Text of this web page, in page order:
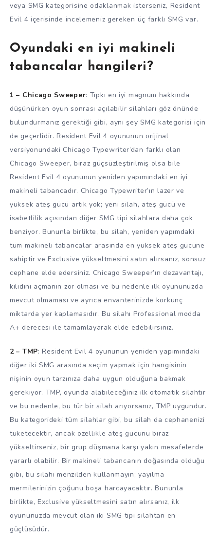
veya SMG kategorisine odaklanmak isterseniz, Resident
Evil 4 içerisinde incelemeniz gereken üç farklı SMG var.
Oyundaki en iyi makineli
tabancalar hangileri?
1 – Chicago Sweeper: Tıpkı en iyi magnum hakkında
düşünürken oyun sonrası açılabilir silahları göz önünde
bulundurmanız gerektiği gibi, aynı şey SMG kategorisi için
de geçerlidir. Resident Evil 4 oyununun orijinal
versiyonundaki Chicago Typewriter’dan farklı olan
Chicago Sweeper, biraz güçsüzleştirilmiş olsa bile
Resident Evil 4 oyununun yeniden yapımındaki en iyi
makineli tabancadır. Chicago Typewriter’ın lazer ve
yüksek ateş gücü artık yok; yeni silah, ateş gücü ve
isabetlilik açısından diğer SMG tipi silahlara daha çok
benziyor. Bununla birlikte, bu silah, yeniden yapımdaki
tüm makineli tabancalar arasında en yüksek ateş gücüne
sahiptir ve Exclusive yükseltmesini satın alırsanız, sonsuz
cephane elde edersiniz. Chicago Sweeper’ın dezavantajı,
kilidini açmanın zor olması ve bu nedenle ilk oyununuzda
mevcut olmaması ve ayrıca envanterinizde korkunç
miktarda yer kaplamasıdır. Bu silahı Professional modda
A+ derecesi ile tamamlayarak elde edebilirsiniz.
2 – TMP: Resident Evil 4 oyununun yeniden yapımındaki
diğer iki SMG arasında seçim yapmak için hangisinin
nişinin oyun tarzınıza daha uygun olduğuna bakmak
gerekiyor. TMP, oyunda alabileceğiniz ilk otomatik silahtır
ve bu nedenle, bu tür bir silah arıyorsanız, TMP uygundur.
Bu kategorideki tüm silahlar gibi, bu silah da cephanenizi
tüketecektir, ancak özellikle ateş gücünü biraz
yükseltirseniz, bir grup düşmana karşı yakın mesafelerde
yararlı olabilir. Bir makineli tabancanın doğasında olduğu
gibi, bu silahı menzilden kullanmayın; yayılma
mermilerinizin çoğunu boşa harcayacaktır. Bununla
birlikte, Exclusive yükseltmesini satın alırsanız, ilk
oyununuzda mevcut olan iki SMG tipi silahtan en
güçlüsüdür.